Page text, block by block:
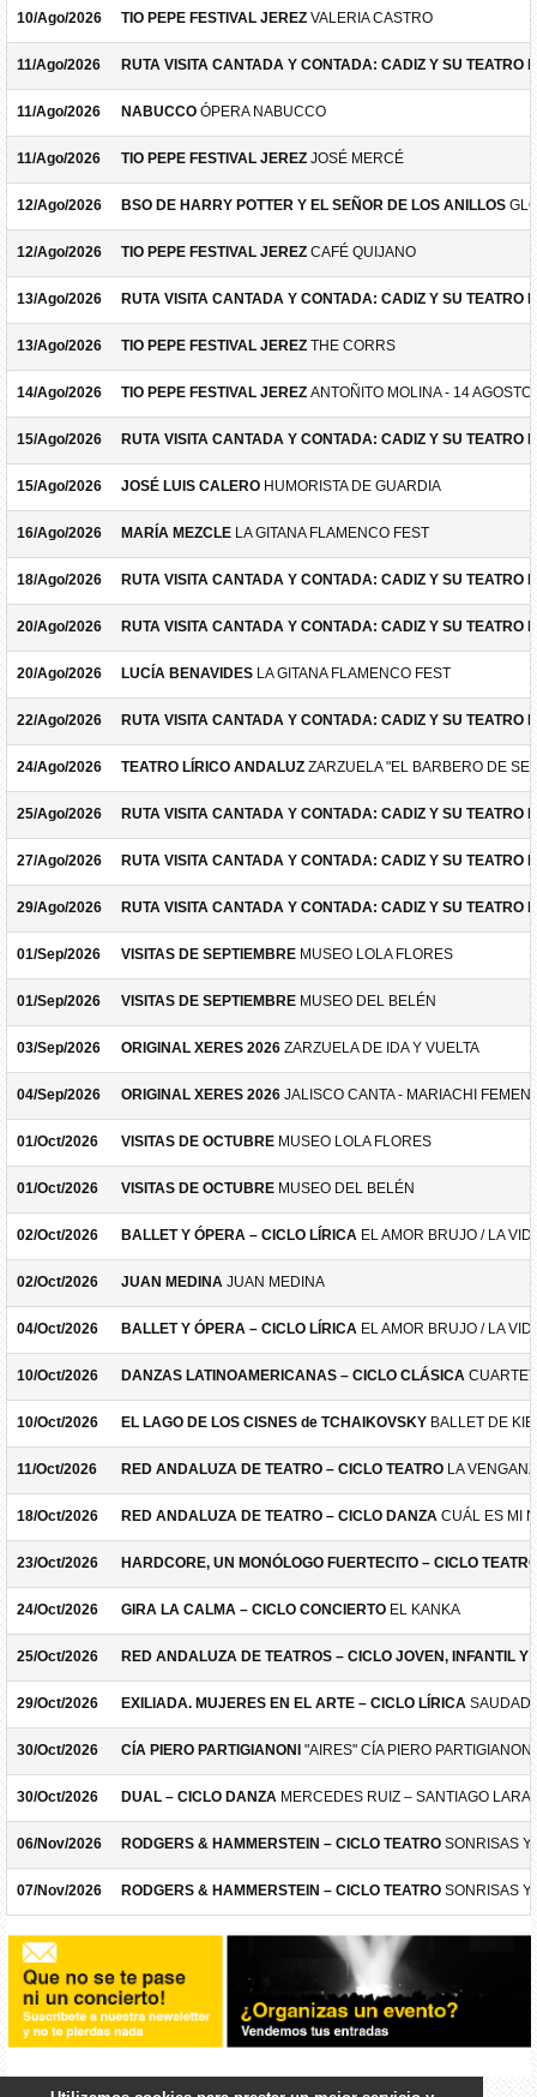
10/Ago/2026 TIO PEPE FESTIVAL JEREZ VALERIA CASTRO
11/Ago/2026 RUTA VISITA CANTADA Y CONTADA: CADIZ Y SU TEATRO
11/Ago/2026 NABUCCO ÓPERA NABUCCO
11/Ago/2026 TIO PEPE FESTIVAL JEREZ JOSÉ MERCÉ
12/Ago/2026 BSO DE HARRY POTTER Y EL SEÑOR DE LOS ANILLOS
12/Ago/2026 TIO PEPE FESTIVAL JEREZ CAFÉ QUIJANO
13/Ago/2026 RUTA VISITA CANTADA Y CONTADA: CADIZ Y SU TEATRO
13/Ago/2026 TIO PEPE FESTIVAL JEREZ THE CORRS
14/Ago/2026 TIO PEPE FESTIVAL JEREZ ANTOÑITO MOLINA - 14 AGOSTO
15/Ago/2026 RUTA VISITA CANTADA Y CONTADA: CADIZ Y SU TEATRO
15/Ago/2026 JOSÉ LUIS CALERO HUMORISTA DE GUARDIA
16/Ago/2026 MARÍA MEZCLE LA GITANA FLAMENCO FEST
18/Ago/2026 RUTA VISITA CANTADA Y CONTADA: CADIZ Y SU TEATRO
20/Ago/2026 RUTA VISITA CANTADA Y CONTADA: CADIZ Y SU TEATRO
20/Ago/2026 LUCÍA BENAVIDES LA GITANA FLAMENCO FEST
22/Ago/2026 RUTA VISITA CANTADA Y CONTADA: CADIZ Y SU TEATRO
24/Ago/2026 TEATRO LÍRICO ANDALUZ ZARZUELA "EL BARBERO DE
25/Ago/2026 RUTA VISITA CANTADA Y CONTADA: CADIZ Y SU TEATRO
27/Ago/2026 RUTA VISITA CANTADA Y CONTADA: CADIZ Y SU TEATRO
29/Ago/2026 RUTA VISITA CANTADA Y CONTADA: CADIZ Y SU TEATRO
01/Sep/2026 VISITAS DE SEPTIEMBRE MUSEO LOLA FLORES
01/Sep/2026 VISITAS DE SEPTIEMBRE MUSEO DEL BELÉN
03/Sep/2026 ORIGINAL XERES 2026 ZARZUELA DE IDA Y VUELTA
04/Sep/2026 ORIGINAL XERES 2026 JALISCO CANTA - MARIACHI
01/Oct/2026 VISITAS DE OCTUBRE MUSEO LOLA FLORES
01/Oct/2026 VISITAS DE OCTUBRE MUSEO DEL BELÉN
02/Oct/2026 BALLET Y ÓPERA – CICLO LÍRICA EL AMOR BRUJO / LA
02/Oct/2026 JUAN MEDINA JUAN MEDINA
04/Oct/2026 BALLET Y ÓPERA – CICLO LÍRICA EL AMOR BRUJO / LA
10/Oct/2026 DANZAS LATINOAMERICANAS – CICLO CLÁSICA
10/Oct/2026 EL LAGO DE LOS CISNES de TCHAIKOVSKY BALLET DE
11/Oct/2026 RED ANDALUZA DE TEATRO – CICLO TEATRO LA
18/Oct/2026 RED ANDALUZA DE TEATRO – CICLO DANZA CUÁL ES MI
23/Oct/2026 HARDCORE, UN MONÓLOGO FUERTECITO – CICLO
24/Oct/2026 GIRA LA CALMA – CICLO CONCIERTO EL KANKA
25/Oct/2026 RED ANDALUZA DE TEATROS – CICLO JOVEN, INFANTIL Y
29/Oct/2026 EXILIADA. MUJERES EN EL ARTE – CICLO LÍRICA
30/Oct/2026 CÍA PIERO PARTIGIANONI "AIRES" CÍA PIERO PARTIGIANONI
30/Oct/2026 DUAL – CICLO DANZA MERCEDES RUIZ – SANTIAGO LARA
06/Nov/2026 RODGERS & HAMMERSTEIN – CICLO TEATRO SONRISAS Y
07/Nov/2026 RODGERS & HAMMERSTEIN – CICLO TEATRO SONRISAS Y